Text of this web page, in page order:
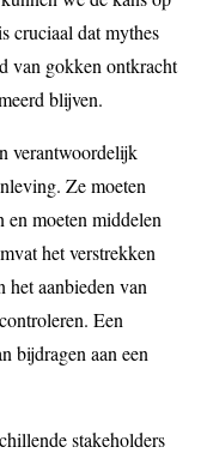
cruciaal dat mythes
van gokken ontkracht
blijven.
verantwoordelijk
Ze moeten
en moeten middelen
het verstrekken
het aanbieden van
Een
bijdragen aan een
stakeholders